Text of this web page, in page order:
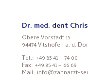
Dr. med. dent
Obere Vorstadt 15
94474 Vilshofen a. d.
Tel.: +49 85 41 – 74 00
Fax: +49 85 41 – 66 69
Mail: info@zahnarzt-